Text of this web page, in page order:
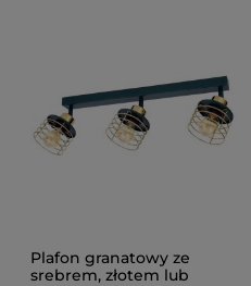
Plafon granatowy ze
srebrem, złotem lub